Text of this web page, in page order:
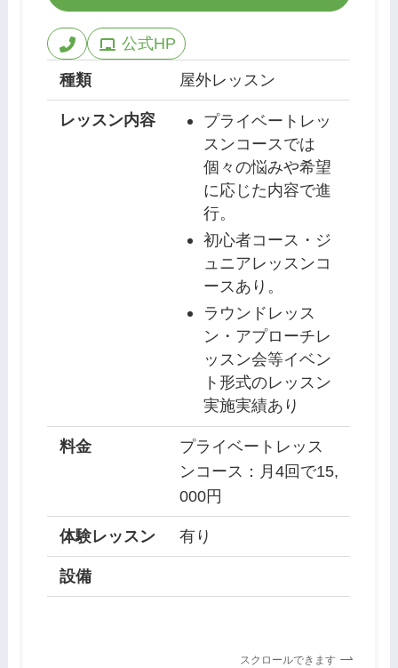
公式HP
種類 屋外レッスン
レッスン内容
プライベートレッ
スンコースでは
個々の悩みや希望
に応じた内容で進
行。
初心者コース・ジ
ュニアレッスンコ
ースあり。
ラウンドレッス
ン・アプローチレ
ッスン会等イベン
ト形式のレッスン
実施実績あり
料金
プライベートレッス
ンコース：月4回で15,
000円
体験レッスン 有り
設備
スクロールできます